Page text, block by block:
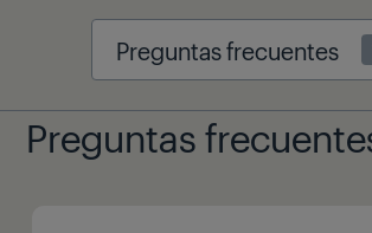
Preguntas frecuentes
Preguntas